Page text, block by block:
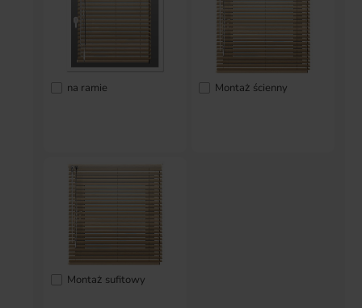
na ramie Montaż ścienny
Montaż sufitowy